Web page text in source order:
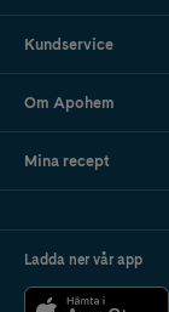
Kundservice
Om Apohem
Mina recept
Ladda ner vår app